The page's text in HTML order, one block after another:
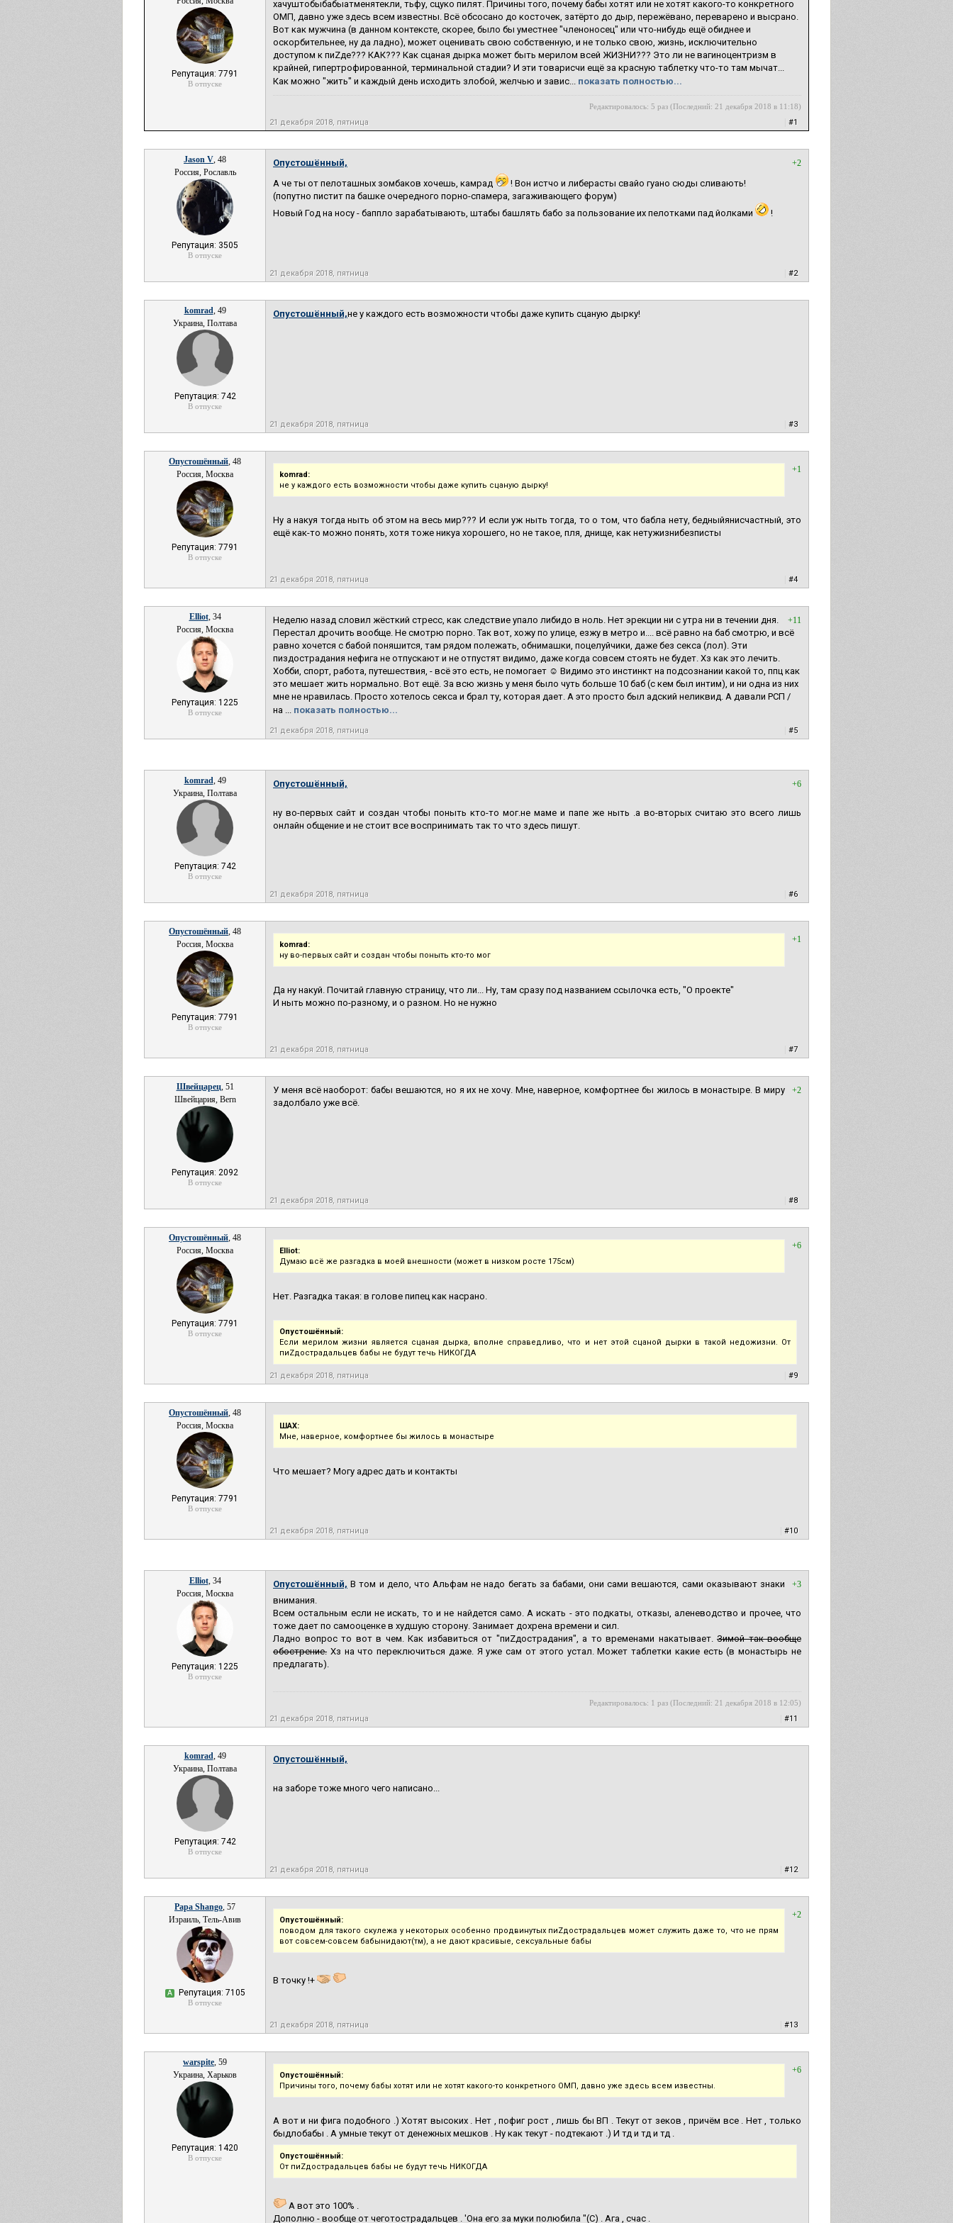
Репутация: 7791
В отпуске
хачуштобыбабыатменятекли, тьфу, сцуко пилят. Причины того, почему бабы хотят или не хотят какого-то конкретного
ОМП, давно уже здесь всем известны. Всё обсосано до косточек, затёрто до дыр, пережёвано, переварено и высрано.
Вот как мужчина (в данном контексте, скорее, было бы уместнее "членоносец" или что-нибудь ещё обиднее и
оскорбительнее, ну да ладно), может оценивать свою собственную, и не только свою, жизнь, исключительно
доступом к пиZде??? КАК??? Как сцаная дырка может быть мерилом всей ЖИЗНИ??? Это ли не вагиноцентризм в
крайней, гипертрофированной, терминальной стадии? И эти товарисчи ещё за красную таблетку что-то там мычат...
Как можно "жить" и каждый день исходить злобой, желчью и завис... показать полностью...
Редактировалось: 5 раз (Последний: 21 декабря 2018 в 11:18)
21 декабря 2018, пятница #1
Jason V, 48
Россия, Рославль
Репутация: 3505
В отпуске
+2
Опустошённый,
А че ты от пелоташных зомбаков хочешь, камрад
! Вон истчо и либерасты свайо гуано сюды сливають!
(попутно пистит па башке очередного порно-спамера, загаживающего форум)
Новый Год на носу - баппло зарабатывають, штабы башлять бабо за пользование их пелотками пад йолками
!
21 декабря 2018, пятница #2
komrad, 49
Украина, Полтава
Репутация: 742
В отпуске
Опустошённый,не у каждого есть возможности чтобы даже купить сцаную дырку!
21 декабря 2018, пятница #3
Опустошённый, 48
Россия, Москва
Репутация: 7791
В отпуске
+1
komrad:
не у каждого есть возможности чтобы даже купить сцаную дырку!
Ну а накуя тогда ныть об этом на весь мир??? И если уж ныть тогда, то о том, что бабла нету, бедныйянисчастный, это
ещё как-то можно понять, хотя тоже никуа хорошего, но не такое, пля, днище, как нетужизнибезписты
21 декабря 2018, пятница #4
Elliot, 34
Россия, Москва
Репутация: 1225
В отпуске
+11
Неделю назад словил жёсткий стресс, как следствие упало либидо в ноль. Нет эрекции ни с утра ни в течении дня.
Перестал дрочить вообще. Не смотрю порно. Так вот, хожу по улице, езжу в метро и.... всё равно на баб смотрю, и всё
равно хочется с бабой поняшится, там рядом полежать, обнимашки, поцелуйчики, даже без секса (лол). Эти
пиздострадания нефига не отпускают и не отпустят видимо, даже когда совсем стоять не будет. Хз как это лечить.
Хобби, спорт, работа, путешествия, - всё это есть, не помогает ☺ Видимо это инстинкт на подсознании какой то, ппц как
это мешает жить нормально. Вот ещё. За всю жизнь у меня было чуть больше 10 баб (с кем был интим), и ни одна из них
мне не нравилась. Просто хотелось секса и брал ту, которая дает. А это просто был адский неликвид. А давали РСП /
на ... показать полностью...
21 декабря 2018, пятница #5
komrad, 49
Украина, Полтава
Репутация: 742
В отпуске
+6
Опустошённый,
ну во-первых сайт и создан чтобы поныть кто-то мог.не маме и папе же ныть .а во-вторых считаю это всего лишь
онлайн общение и не стоит все воспринимать так то что здесь пишут.
21 декабря 2018, пятница #6
Опустошённый, 48
Россия, Москва
Репутация: 7791
В отпуске
+1
komrad:
ну во-первых сайт и создан чтобы поныть кто-то мог
Да ну накуй. Почитай главную страницу, что ли... Ну, там сразу под названием ссылочка есть, "О проекте"
И ныть можно по-разному, и о разном. Но не нужно
21 декабря 2018, пятница #7
Швейцарец, 51
Швейцария, Bern
Репутация: 2092
В отпуске
+2
У меня всё наоборот: бабы вешаются, но я их не хочу. Мне, наверное, комфортнее бы жилось в монастыре. В миру
задолбало уже всё.
21 декабря 2018, пятница #8
Опустошённый, 48
Россия, Москва
Репутация: 7791
В отпуске
+6
Elliot:
Думаю всё же разгадка в моей внешности (может в низком росте 175см)
Нет. Разгадка такая: в голове пипец как насрано.
Опустошённый:
Если мерилом жизни является сцаная дырка, вполне справедливо, что и нет этой сцаной дырки в такой недожизни. От
пиZдострадальцев бабы не будут течь НИКОГДА
21 декабря 2018, пятница #9
Опустошённый, 48
Россия, Москва
Репутация: 7791
В отпуске
ШАХ:
Мне, наверное, комфортнее бы жилось в монастыре
Что мешает? Могу адрес дать и контакты
21 декабря 2018, пятница #10
Elliot, 34
Россия, Москва
Репутация: 1225
В отпуске
+3
Опустошённый, В том и дело, что Альфам не надо бегать за бабами, они сами вешаются, сами оказывают знаки
внимания.
Всем остальным если не искать, то и не найдется само. А искать - это подкаты, отказы, аленеводство и прочее, что
тоже дает по самооценке в худшую сторону. Занимает дохрена времени и сил.
Ладно вопрос то вот в чем. Как избавиться от "пиZдострадания", а то временами накатывает. Зимой так вообще
обострение. Хз на что переключиться даже. Я уже сам от этого устал. Может таблетки какие есть (в монастырь не
предлагать).
Редактировалось: 1 раз (Последний: 21 декабря 2018 в 12:05)
21 декабря 2018, пятница #11
komrad, 49
Украина, Полтава
Репутация: 742
В отпуске
Опустошённый,
на заборе тоже много чего написано...
21 декабря 2018, пятница #12
Papa Shango, 57
Израиль, Тель-Авив
А Репутация: 7105
В отпуске
+2
Опустошённый:
поводом для такого скулежа у некоторых особенно продвинутых пиZдострадальцев может служить даже то, что не прям
вот совсем-совсем бабынидают(тм), а не дают красивые, сексуальные бабы
В точку !+
21 декабря 2018, пятница #13
warspite, 59
Украина, Харьков
Репутация: 1420
В отпуске
+6
Опустошённый:
Причины того, почему бабы хотят или не хотят какого-то конкретного ОМП, давно уже здесь всем известны.
А вот и ни фига подобного .) Хотят высоких . Нет , пофиг рост , лишь бы ВП . Текут от зеков , причём все . Нет , только
быдлобабы . А умные текут от денежных мешков . Ну как текут - подтекают .) И тд и тд и тд .
Опустошённый:
От пиZдострадальцев бабы не будут течь НИКОГДА
А вот это 100% .
Дополню - вообще от чеготострадальцев . 'Она его за муки полюбила "(C) . Ага , счас .